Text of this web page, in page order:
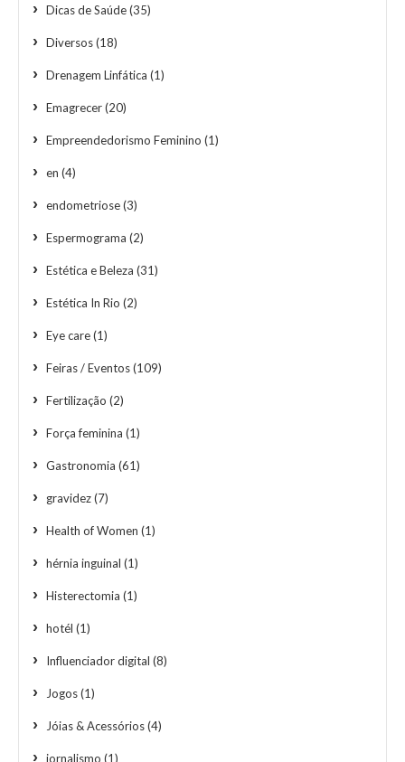
Dicas de Saúde(35)
Diversos(18)
Drenagem Linfática (1)
Emagrecer(20)
Empreendedorismo Feminino (1)
en (4)
endometriose(3)
Espermograma (2)
Estética e Beleza (31)
Estética In Rio (2)
Eye care(1)
Feiras / Eventos(109)
Fertilização (2)
Força feminina (1)
Gastronomia (61)
gravidez(7)
Health of Women (1)
hérnia inguinal (1)
Histerectomia (1)
hotél (1)
Influenciador digital (8)
Jogos(1)
Jóias & Acessórios(4)
jornalismo (1)